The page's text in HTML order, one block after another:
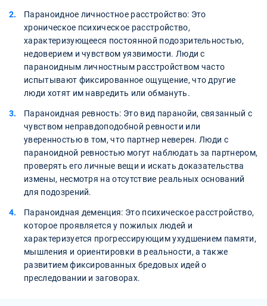
Параноидное личностное расстройство: Это
хроническое психическое расстройство,
характеризующееся постоянной подозрительностью,
недоверием и чувством уязвимости. Люди с
параноидным личностным расстройством часто
испытывают фиксированное ощущение, что другие
люди хотят им навредить или обмануть.
Параноидная ревность: Это вид паранойи, связанный с
чувством неправдоподобной ревности или
уверенностью в том, что партнер неверен. Люди с
параноидной ревностью могут наблюдать за партнером,
проверять его личные вещи и искать доказательства
измены, несмотря на отсутствие реальных оснований
для подозрений.
Параноидная деменция: Это психическое расстройство,
которое проявляется у пожилых людей и
характеризуется прогрессирующим ухудшением памяти,
мышления и ориентировки в реальности, а также
развитием фиксированных бредовых идей о
преследовании и заговорах.